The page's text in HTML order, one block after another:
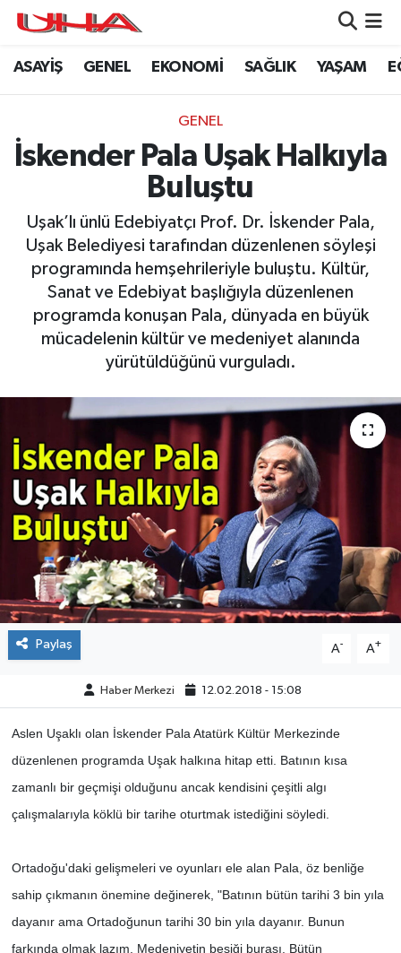
ASAYİŞ GENEL EKONOMİ SAĞLIK YAŞAM
GENEL
İskender Pala Uşak Halkıyla
Buluştu
Uşak’lı ünlü Edebiyatçı Prof. Dr. İskender Pala,
Uşak Belediyesi tarafından düzenlenen söyleşi
programında hemşehrileriyle buluştu. Kültür,
Sanat ve Edebiyat başlığıyla düzenlenen
programda konuşan Pala, dünyada en büyük
mücadelenin kültür ve medeniyet alanında
yürütüldüğünü vurguladı.
Paylaş A- A+
Haber Merkezi 12.02.2018 - 15:08
Aslen Uşaklı olan İskender Pala Atatürk Kültür Merkezinde
düzenlenen programda Uşak halkına hitap etti. Batının kısa
zamanlı bir geçmişi olduğunu ancak kendisini çeşitli algı
çalışmalarıyla köklü bir tarihe oturtmak istediğini söyledi.
Ortadoğu'daki gelişmeleri ve oyunları ele alan Pala, öz benliğe
sahip çıkmanın önemine değinerek, "Batının bütün tarihi 3 bin yıla
dayanır ama Ortadoğunun tarihi 30 bin yıla dayanır. Bunun
farkında olmak lazım. Medeniyetin beşiği burası. Bütün
ASAYİŞ
GENEL
SAĞLIK
LEZETLERİMİZ
EKONOMİ
DÜNYA
HABERDE İNSAN
BİLİM VE TEKNOLOJİ
KAMPANYALAR
KÜLTÜR-SANAT
Magazin
ÖZEL HABER
POLİTİKA
SPOR
Nöbetçi Eczaneler
Namaz Vakitleri
Puan Durumu ve Fikstür
Tüm Manşetler
Son Dakika Haberleri